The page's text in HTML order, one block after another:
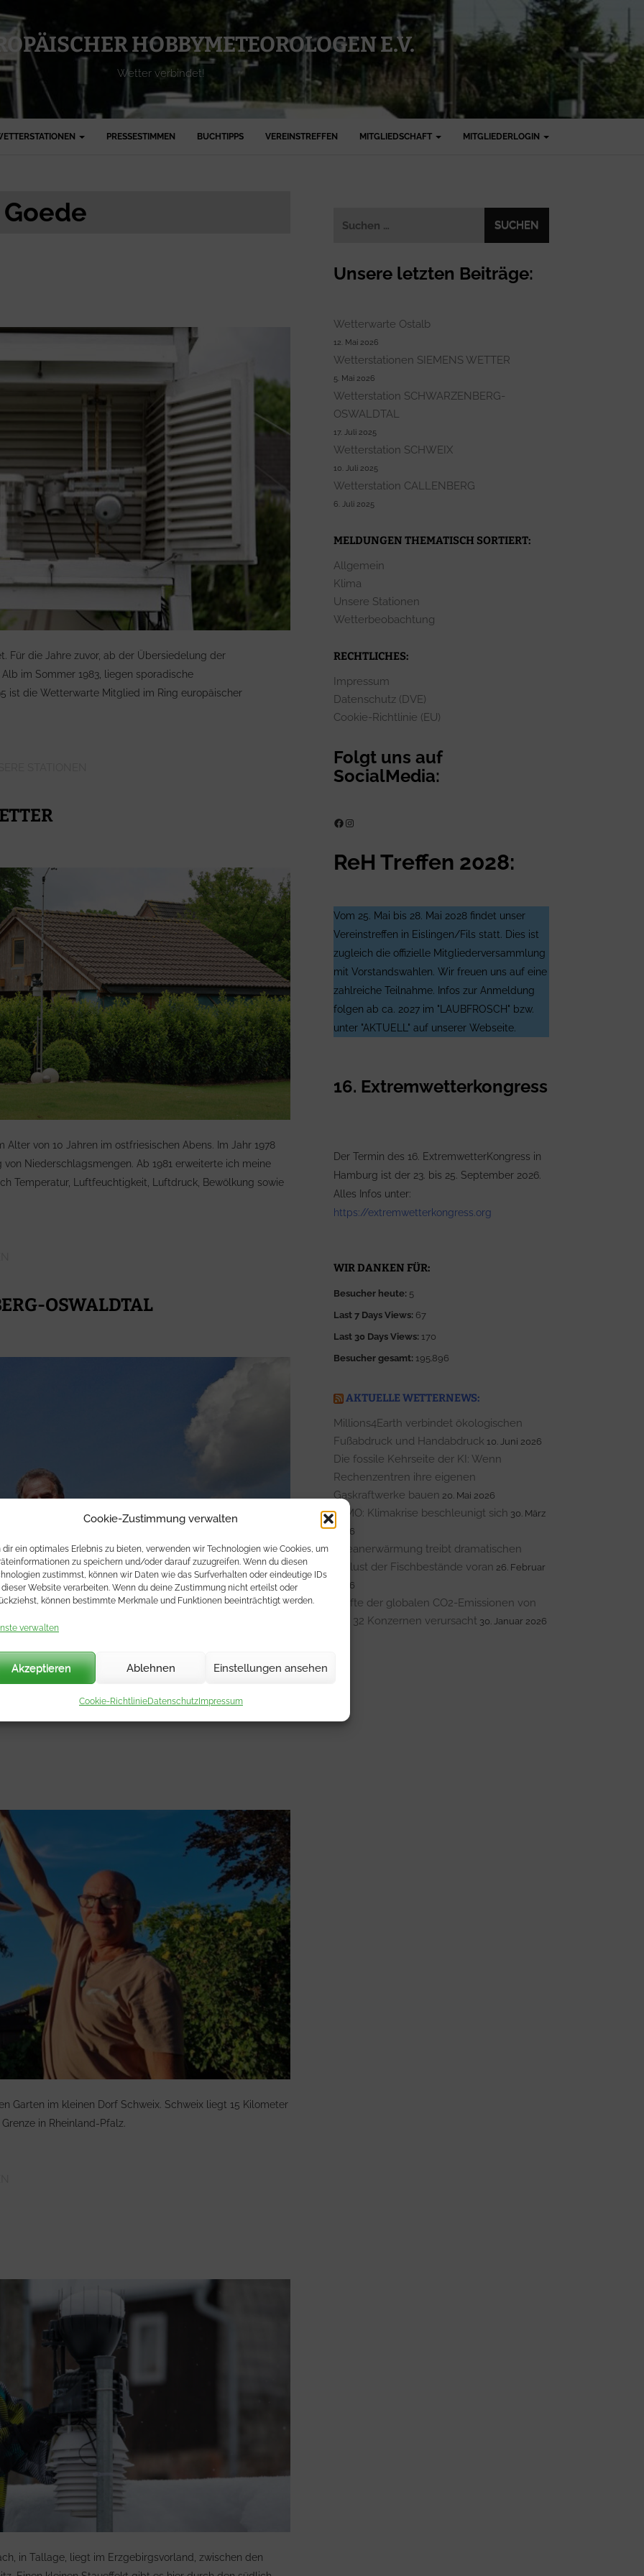
Cookie-Zustimmung verwalten
dir ein optimales Erlebnis zu bieten, verwenden wir Technologien wie Cookies, um
zu speichern und/oder darauf zuzugreifen. Wenn du diesen
zustimmst, können wir Daten wie das Surfverhalten oder eindeutige IDs
Website verarbeiten. Wenn du deine Zustimmung nicht erteilst oder
können bestimmte Merkmale und Funktionen beeinträchtigt werden.
verwalten
Akzeptieren Ablehnen Einstellungen ansehen
Cookie-RichtlinieDatenschutzImpressum
HOBBYMETEOROLOGEN E.V.
Wetter verbindet!
PRESSESTIMMEN BUCHTIPPS VEREINSTREFFEN MITGLIEDSCHAFT MITGLIEDERLOGIN
Für die Jahre zuvor, ab der Übersiedelung der
im Sommer 1983, liegen sporadische
ist die Wetterwarte Mitglied im Ring europäischer
von 10 Jahren im ostfriesischen Abens. Im Jahr 1978
Niederschlagsmengen. Ab 1981 erweiterte ich meine
Temperatur, Luftfeuchtigkeit, Luftdruck, Bewölkung sowie
OSWALDTAL
seiner Schulzeit an Wetter und Astronomie interessiert.
1969.
Garten im kleinen Dorf Schweix. Schweix liegt 15 Kilometer
in Rheinland-Pfalz.
in Tallage, liegt im Erzgebirgsvorland, zwischen den
Unsere letzten Beiträge:
Wetterwarte Ostalb
12. Mai 2026
Wetterstationen SIEMENS WETTER
5. Mai 2026
Wetterstation SCHWARZENBERG-
OSWALDTAL
17. Juli 2025
Wetterstation SCHWEIX
10. Juli 2025
Wetterstation CALLENBERG
6. Juli 2025
MELDUNGEN THEMATISCH SORTIERT:
Allgemein
Klima
Unsere Stationen
Wetterbeobachtung
RECHTLICHES:
Impressum
Datenschutz (DVE)
Cookie-Richtlinie (EU)
Folgt uns auf
SocialMedia:
ReH e.V. auf Facebook
ReH e.V. auf Instagram
ReH Treffen 2028:
Vom 25. Mai bis 28. Mai 2028 findet unser
Vereinstreffen in Eislingen/Fils statt. Dies ist
zugleich die offizielle Mitgliederversammlung
mit Vorstandswahlen. Wir freuen uns auf eine
zahlreiche Teilnahme. Infos zur Anmeldung
folgen ab ca. 2027 im "LAUBFROSCH" bzw.
unter "AKTUELL" auf unserer Webseite.
16. Extremwetterkongress
Der Termin des 16. ExtremwetterKongress in
Hamburg ist der 23. bis 25. September 2026.
Alles Infos unter:
https://extremwetterkongress.org
WIR DANKEN FÜR:
Besucher heute: 5
Last 7 Days Views: 67
Last 30 Days Views: 170
Besucher gesamt: 195.896
AKTUELLE WETTERNEWS:
Millions4Earth verbindet ökologischen
Fußabdruck und Handabdruck 10. Juni 2026
Die fossile Kehrseite der KI: Wenn
Rechenzentren ihre eigenen
Gaskraftwerke bauen 20. Mai 2026
WMO: Klimakrise beschleunigt sich 30. März
2026
Ozeanerwärmung treibt dramatischen
Verlust der Fischbestände voran 26. Februar
2026
Hälfte der globalen CO2-Emissionen von
nur 32 Konzernen verursacht 30. Januar 2026